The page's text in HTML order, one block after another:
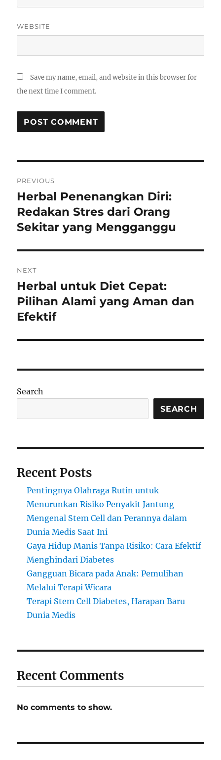
WEBSITE
Save my name, email, and website in this browser for
the next time I comment.
navigation
PREVIOUS
Previous
post:
Herbal Penenangkan Diri:
Redakan Stres dari Orang
Sekitar yang Mengganggu
NEXT
Next
post:
Herbal untuk Diet Cepat:
Pilihan Alami yang Aman dan
Efektif
Search
SEARCH
Recent Posts
Pentingnya Olahraga Rutin untuk
Menurunkan Risiko Penyakit Jantung
Mengenal Stem Cell dan Perannya dalam
Dunia Medis Saat Ini
Gaya Hidup Manis Tanpa Risiko: Cara Efektif
Menghindari Diabetes
Gangguan Bicara pada Anak: Pemulihan
Melalui Terapi Wicara
Terapi Stem Cell Diabetes, Harapan Baru
Dunia Medis
Recent Comments
No comments to show.